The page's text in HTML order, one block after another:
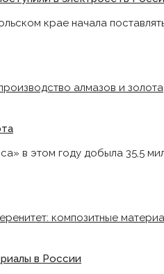
крае начала
в этом году добыла 35,5
в России